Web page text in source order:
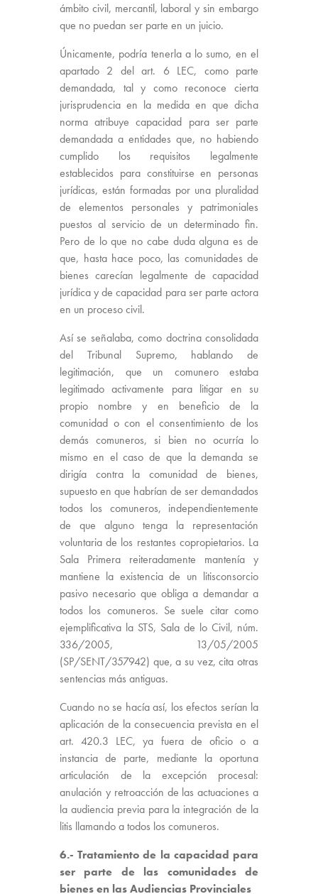
ámbito civil, mercantil, laboral y sin embargo
que no puedan ser parte en un juicio.
Únicamente, podría tenerla a lo sumo, en el
apartado 2 del art. 6 LEC, como parte
demandada, tal y como reconoce cierta
jurisprudencia en la medida en que dicha
norma atribuye capacidad para ser parte
demandada a entidades que, no habiendo
cumplido los requisitos legalmente
establecidos para constituirse en personas
jurídicas, están formadas por una pluralidad
de elementos personales y patrimoniales
puestos al servicio de un determinado fin.
Pero de lo que no cabe duda alguna es de
que, hasta hace poco, las comunidades de
bienes carecían legalmente de capacidad
jurídica y de capacidad para ser parte actora
en un proceso civil.
Así se señalaba, como doctrina consolidada
del Tribunal Supremo, hablando de
legitimación, que un comunero estaba
legitimado activamente para litigar en su
propio nombre y en beneficio de la
comunidad o con el consentimiento de los
demás comuneros, si bien no ocurría lo
mismo en el caso de que la demanda se
dirigía contra la comunidad de bienes,
supuesto en que habrían de ser demandados
todos los comuneros, independientemente
de que alguno tenga la representación
voluntaria de los restantes copropietarios. La
Sala Primera reiteradamente mantenía y
mantiene la existencia de un litisconsorcio
pasivo necesario que obliga a demandar a
todos los comuneros. Se suele citar como
ejemplificativa la STS, Sala de lo Civil, núm.
336/2005, 13/05/2005
(SP/SENT/357942) que, a su vez, cita otras
sentencias más antiguas.
Cuando no se hacía así, los efectos serían la
aplicación de la consecuencia prevista en el
art. 420.3 LEC, ya fuera de oficio o a
instancia de parte, mediante la oportuna
articulación de la excepción procesal:
anulación y retroacción de las actuaciones a
la audiencia previa para la integración de la
litis llamando a todos los comuneros.
6.- Tratamiento de la capacidad para
ser parte de las comunidades de
bienes en las Audiencias Provinciales